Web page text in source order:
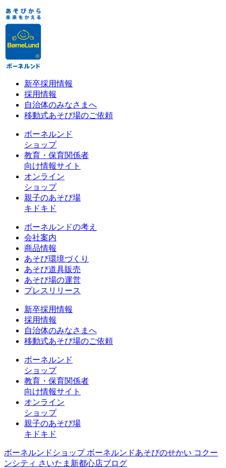
新卒採用情報
採用情報
自治体のみなさまへ
移動式あそび場のご依頼
ボーネルンド
ショップ
教育・保育関係者
向け情報サイト
オンライン
ショップ
親子のあそび場
キドキド
ボーネルンドの考え
会社案内
商品情報
あそび環境づくり
あそび道具販売
あそび場の運営
プレスリリース
新卒採用情報
採用情報
自治体のみなさまへ
移動式あそび場のご依頼
ボーネルンド
ショップ
教育・保育関係者
向け情報サイト
オンライン
ショップ
親子のあそび場
キドキド
ボーネルンドショップ ボーネルンドあそびのせかい コクー
ンシティ さいたま新都心店ブログ